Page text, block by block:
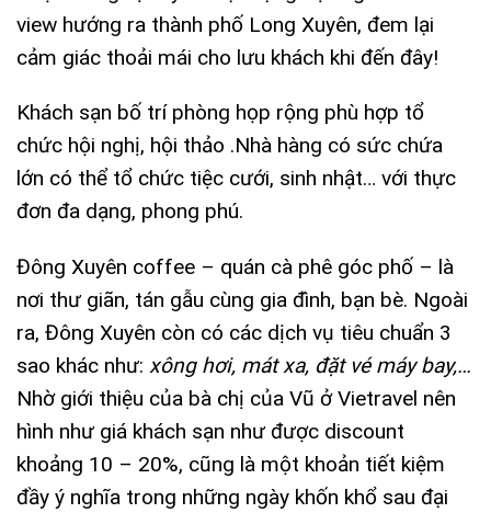
view hướng ra thành phố Long Xuyên, đem lại
cảm giác thoải mái cho lưu khách khi đến đây!
Khách sạn bố trí phòng họp rộng phù hợp tổ
chức hội nghị, hội thảo .Nhà hàng có sức chứa
lớn có thể tổ chức tiệc cưới, sinh nhật… với thực
đơn đa dạng, phong phú.
Đông Xuyên coffee – quán cà phê góc phố – là
nơi thư giãn, tán gẫu cùng gia đình, bạn bè. Ngoài
ra, Đông Xuyên còn có các dịch vụ tiêu chuẩn 3
sao khác như: xông hơi, mát xa, đặt vé máy bay,…
Nhờ giới thiệu của bà chị của Vũ ở Vietravel nên
hình như giá khách sạn như được discount
khoảng 10 – 20%, cũng là một khoản tiết kiệm
đầy ý nghĩa trong những ngày khốn khổ sau đại